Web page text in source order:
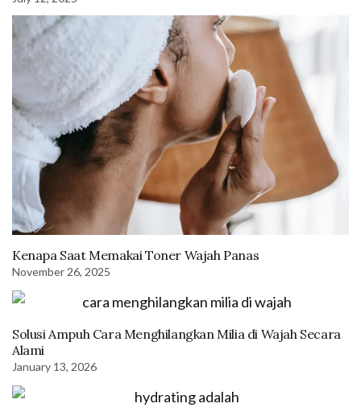
Kenapa Saat Memakai Toner Wajah Panas
November 26, 2025
Solusi Ampuh Cara Menghilangkan Milia di Wajah Secara
Alami
January 13, 2026